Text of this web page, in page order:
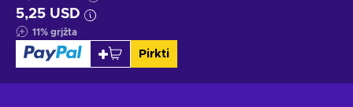
5,25 USD
11% grįžta
Pirkti